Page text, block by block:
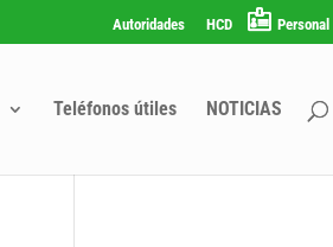
Autoridades HCD Personal
Teléfonos útiles NOTICIAS